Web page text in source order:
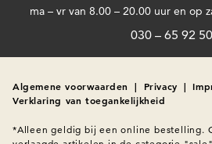
ma – vr van 8.00 – 20.00 uur en op
030 – 65 92
Algemene voorwaarden | Privacy |
Verklaring van toegankelijkheid
*Alleen geldig bij een online bestelling.